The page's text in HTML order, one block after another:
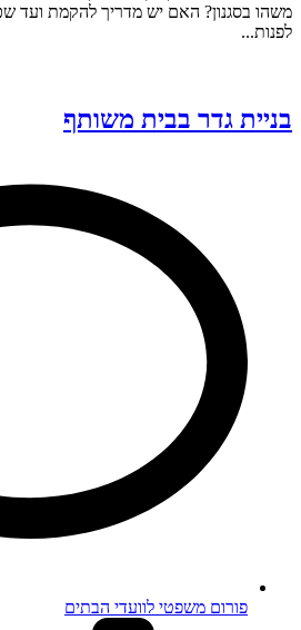
משהו בסגנון? האם יש מדריך להקמת ועד
לפנות...
בניית גדר בבית משותף
פורום משפטי לוועדי הבתים